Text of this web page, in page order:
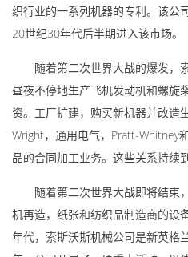
织行业的一系列机器的专利。该公
20世纪30年代后半期进入该市场。
随着第二次世界大战的爆发，
昼夜不停地生产飞机发动机和螺旋
资。工厂扩建，购买新机器并改造
Wright，通用电气，Pratt-Whitney
品的合同加工业务。这些关系持续
随着第二次世界大战即将结束
机再造，纸张和纺织品制造商的设
年代，索斯沃斯机械公司是新英格